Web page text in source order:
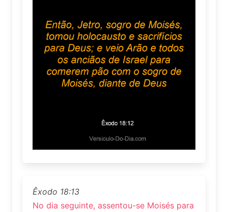
Êxodo 18:13
No dia seguinte, assentou-se Moisés para